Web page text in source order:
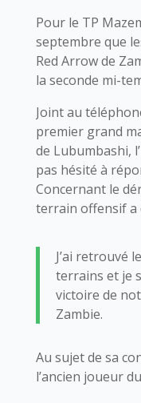
Pour le TP
septembre que
Red Arrow de
la seconde mi-
Joint au
premier grand
de Lubumbashi,
pas hésité à
Concernant le
terrain offensif a
J’ai retrouvé
terrains et je
victoire de
Zambie.
Au sujet de sa
l’ancien joueur